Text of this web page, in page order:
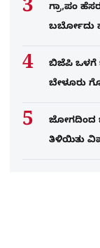
ಗ್ರಾ,ಪಂ
ಬರ್ಬೋದು
ಬಿಜೆಪಿ ಒಳಗೆ
ಬೇಳೂರು
ಜೋಗದಿಂದ
ತಿಳಿಯಿತು